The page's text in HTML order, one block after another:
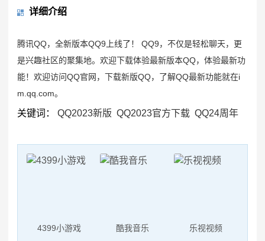
达成停火18天后战火再起 以总理下令袭击加沙
详细介绍
腾讯QQ，全新版本QQ9上线了！ QQ9，不仅是轻松聊天，更
是兴趣社区的聚集地。欢迎下载体验最新版本QQ，体验最新功
能！欢迎访问QQ官网，下载新版QQ，了解QQ最新功能就在i
m.qq.com。
关键词： QQ2023新版 QQ2023官方下载 QQ24周年
4399小游戏 酷我音乐 乐视视频